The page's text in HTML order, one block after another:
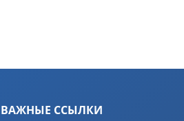
ВАЖНЫЕ ССЫЛКИ